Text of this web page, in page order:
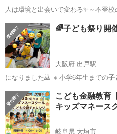
人は環境と出会いで変わる✨～不登校
たちができること～…
愛知 名古屋市 名古屋駅
🌈子ども祭り開
大阪府 出戸駅
になりました🙇 🔸小学6年生までの子
族様にレト…
大阪 大阪市 出戸駅 地域/
こども金融教育
キッズマネー
岐阜県 大垣市